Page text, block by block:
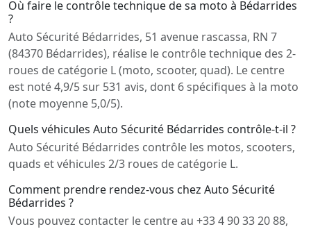
Où faire le contrôle technique de sa moto à Bédarrides
?
Auto Sécurité Bédarrides, 51 avenue rascassa, RN 7
(84370 Bédarrides), réalise le contrôle technique des 2-
roues de catégorie L (moto, scooter, quad). Le centre
est noté 4,9/5 sur 531 avis, dont 6 spécifiques à la moto
(note moyenne 5,0/5).
Quels véhicules Auto Sécurité Bédarrides contrôle-t-il ?
Auto Sécurité Bédarrides contrôle les motos, scooters,
quads et véhicules 2/3 roues de catégorie L.
Comment prendre rendez-vous chez Auto Sécurité
Bédarrides ?
Vous pouvez contacter le centre au +33 4 90 33 20 88,